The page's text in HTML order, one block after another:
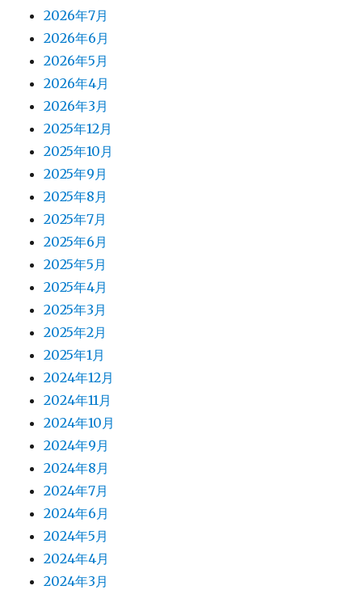
2026年7月
2026年6月
2026年5月
2026年4月
2026年3月
2025年12月
2025年10月
2025年9月
2025年8月
2025年7月
2025年6月
2025年5月
2025年4月
2025年3月
2025年2月
2025年1月
2024年12月
2024年11月
2024年10月
2024年9月
2024年8月
2024年7月
2024年6月
2024年5月
2024年4月
2024年3月